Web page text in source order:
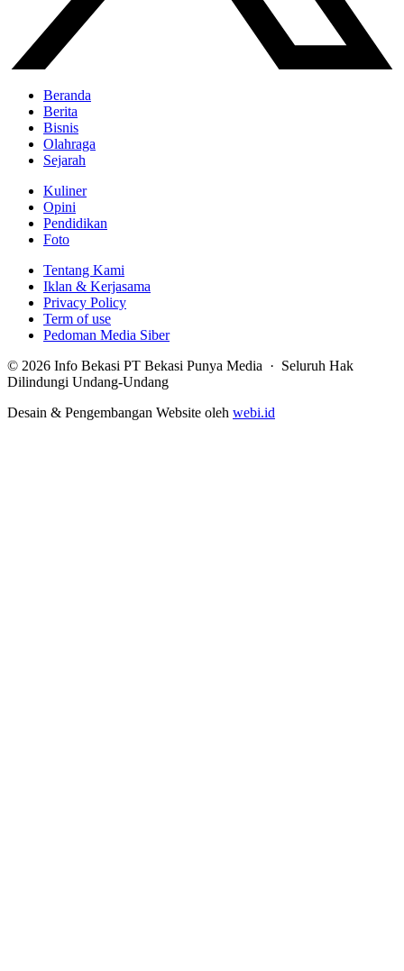
Beranda
Berita
Bisnis
Olahraga
Sejarah
Kuliner
Opini
Pendidikan
Foto
Tentang Kami
Iklan & Kerjasama
Privacy Policy
Term of use
Pedoman Media Siber
© 2026 Info Bekasi PT Bekasi Punya Media · Seluruh Hak
Dilindungi Undang-Undang
Desain & Pengembangan Website oleh webi.id